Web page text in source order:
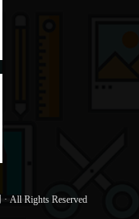
· All Rights Reserved